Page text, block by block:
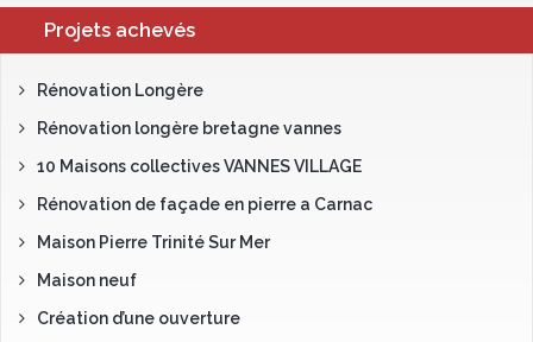
Projets achevés
Rénovation Longère
Rénovation longère bretagne vannes
10 Maisons collectives VANNES VILLAGE
Rénovation de façade en pierre a Carnac
Maison Pierre Trinité Sur Mer
Maison neuf
Création d’une ouverture